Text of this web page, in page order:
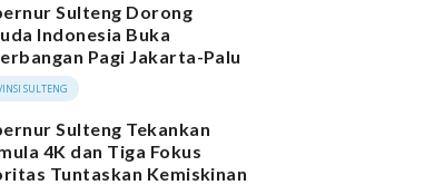
Sulteng Dorong
Indonesia Buka
Pagi Jakarta-Palu
SULTENG
Sulteng Tekankan
4K dan Tiga Fokus
Tuntaskan Kemiskinan